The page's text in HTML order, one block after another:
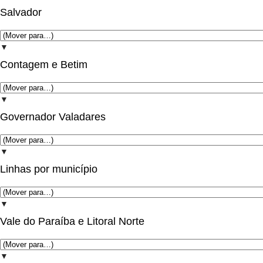
Salvador
▼
Contagem e Betim
▼
Governador Valadares
▼
Linhas por município
▼
Vale do Paraíba e Litoral Norte
▼